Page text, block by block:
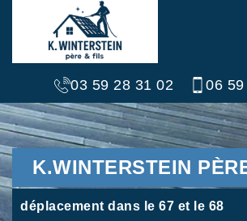
03 59 28 31 02 06
K.WINTERSTEIN
déplacement dans le 67 et le 68